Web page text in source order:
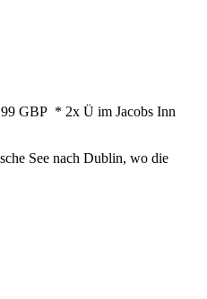
GBP * 2x Ü im Jacobs Inn
See nach Dublin, wo die